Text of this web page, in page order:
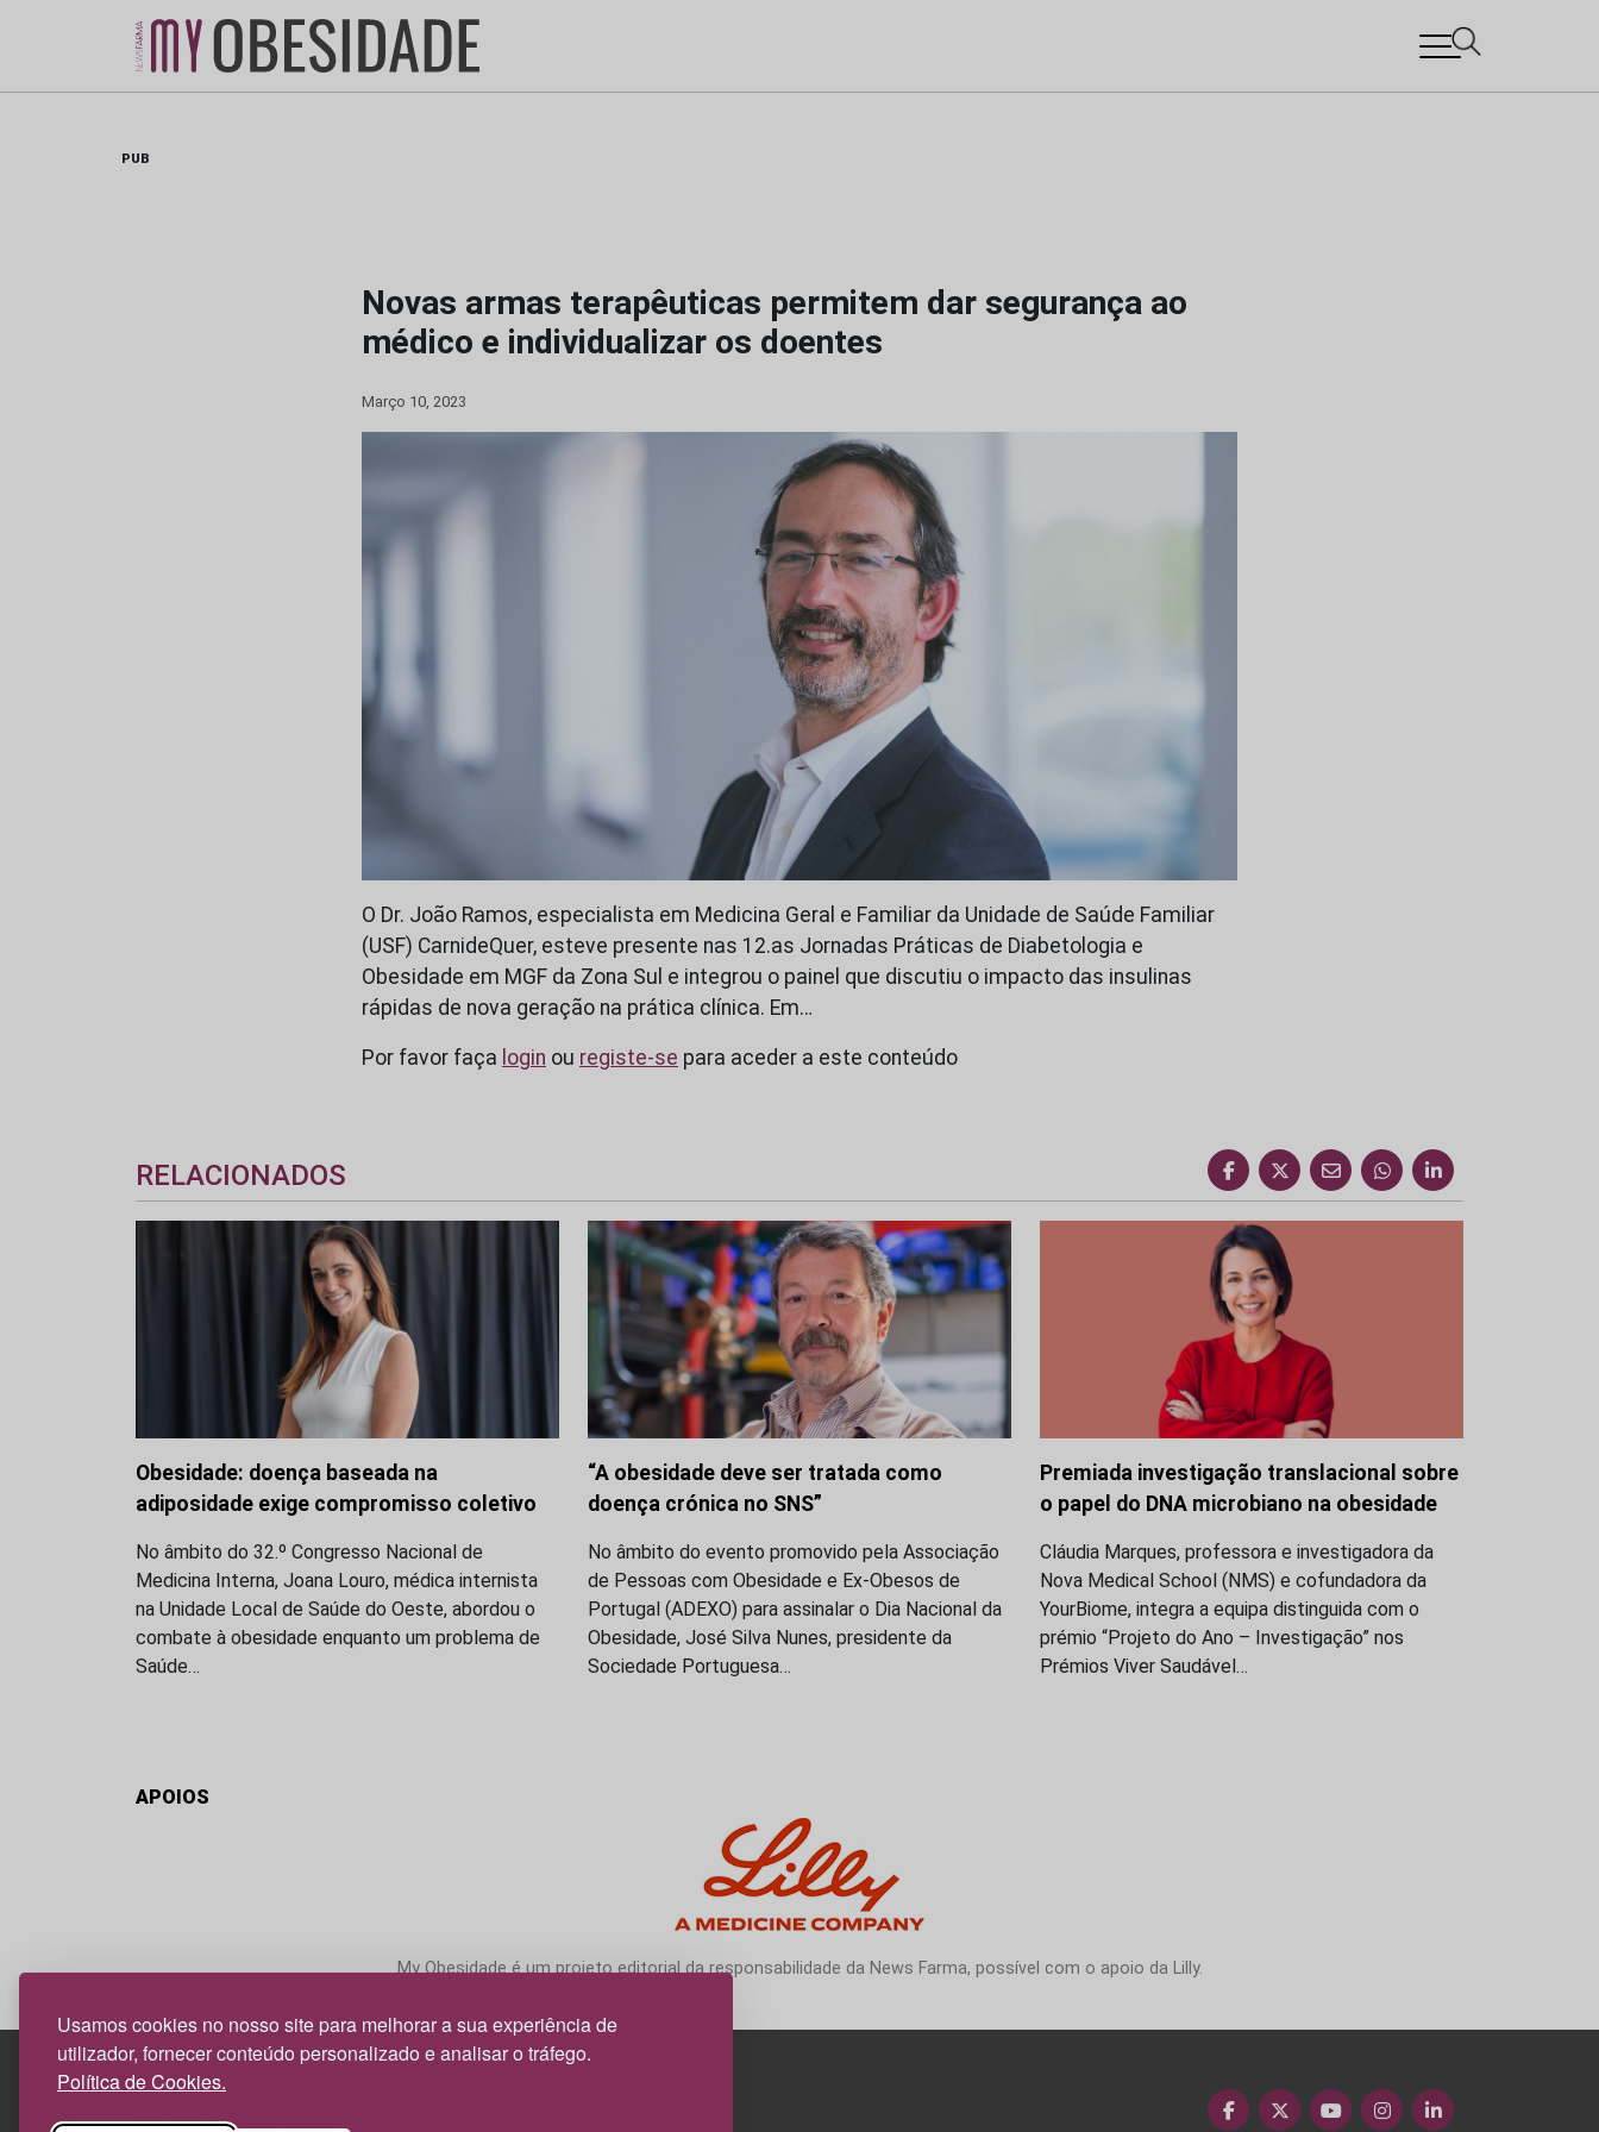
Usamos cookies no nosso site para melhorar a sua experiência de
utilizador, fornecer conteúdo personalizado e analisar o tráfego.
Política de Cookies.
PUB
Novas armas terapêuticas permitem dar segurança ao
médico e individualizar os doentes
Março 10, 2023
O Dr. João Ramos, especialista em Medicina Geral e Familiar da Unidade de Saúde Familiar
(USF) CarnideQuer, esteve presente nas 12.as Jornadas Práticas de Diabetologia e
Obesidade em MGF da Zona Sul e integrou o painel que discutiu o impacto das insulinas
rápidas de nova geração na prática clínica. Em…
Por favor faça login ou registe-se para aceder a este conteúdo
RELACIONADOS
Obesidade: doença baseada na
adiposidade exige compromisso coletivo
No âmbito do 32.º Congresso Nacional de
Medicina Interna, Joana Louro, médica internista
na Unidade Local de Saúde do Oeste, abordou o
combate à obesidade enquanto um problema de
Saúde…
“A obesidade deve ser tratada como
doença crónica no SNS”
No âmbito do evento promovido pela Associação
de Pessoas com Obesidade e Ex-Obesos de
Portugal (ADEXO) para assinalar o Dia Nacional da
Obesidade, José Silva Nunes, presidente da
Sociedade Portuguesa…
Premiada investigação translacional sobre
o papel do DNA microbiano na obesidade
Cláudia Marques, professora e investigadora da
Nova Medical School (NMS) e cofundadora da
YourBiome, integra a equipa distinguida com o
prémio “Projeto do Ano – Investigação” nos
Prémios Viver Saudável…
APOIOS
My Obesidade é um projeto editorial da responsabilidade da News Farma, possível com o apoio da Lilly.